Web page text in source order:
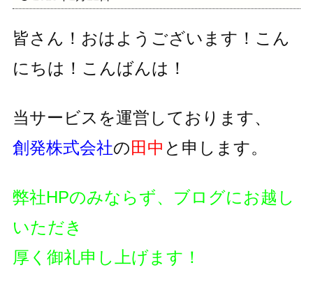
皆さん！おはようございます！こん
にちは！こんばんは！
当サービスを運営しております、
創発株式会社の田中 と申します。
弊社HPのみならず、ブログにお越し
いただき
厚く御礼申し上げます！